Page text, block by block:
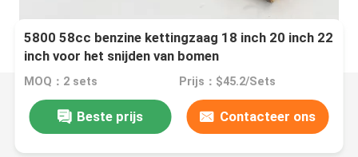
5800 58cc benzine kettingzaag 18 inch 20 inch 22
inch voor het snijden van bomen
MOQ：2 sets Prijs：$45.2/Sets
Beste prijs Contacteer ons